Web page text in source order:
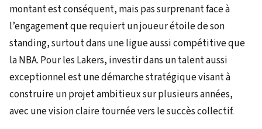
montant est conséquent, mais pas surprenant face à
l’engagement que requiert un joueur étoile de son
standing, surtout dans une ligue aussi compétitive que
la NBA. Pour les Lakers, investir dans un talent aussi
exceptionnel est une démarche stratégique visant à
construire un projet ambitieux sur plusieurs années,
avec une vision claire tournée vers le succès collectif.